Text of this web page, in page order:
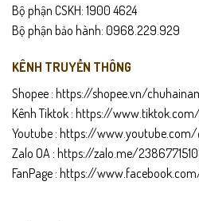
Bộ phận CSKH: 1900 4624
Bộ phận bảo hành: 0968.229.929
KÊNH TRUYỀN THÔNG
Shopee : https://shopee.vn/
Kênh Tiktok : https://
Youtube : https://www.youtube.com/
Zalo OA : https://zalo.me/
FanPage : https://